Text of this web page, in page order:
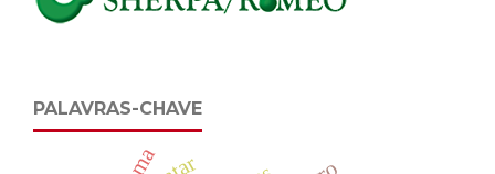
PALAVRAS-CHAVE